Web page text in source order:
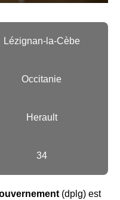
Lézignan-la-Cèbe
Occitanie
Herault
34
(dplg) est